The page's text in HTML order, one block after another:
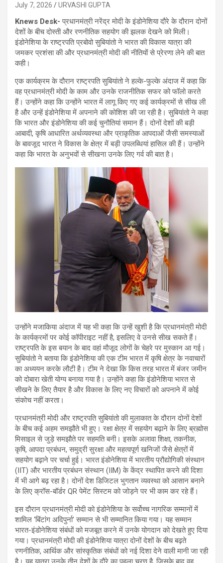
July 7, 2026 URVASHI GUPTA
Knews Desk- प्रधानमंत्री नरेंद्र मोदी के इंडोनेशिया दौरे के दौरान दोनों
देशों के बीच दोस्ती और रणनीतिक सहयोग की झलक देखने को मिली।
इंडोनेशिया के राष्ट्रपति प्रबोवो सुबियांतो ने भारत की विकास यात्रा की
जमकर प्रशंसा की और प्रधानमंत्री मोदी की नीतियों से प्रेरणा लेने की बात
कही।
एक कार्यक्रम के दौरान राष्ट्रपति सुबियांतो ने हल्के-फुल्के अंदाज में कहा कि
वह प्रधानमंत्री मोदी के काम और उनके राजनीतिक सफर को फॉलो करते
हैं। उन्होंने कहा कि उन्होंने भारत में लागू किए गए कई कार्यक्रमों से सीख ली
है और उन्हें इंडोनेशिया में अपनाने की कोशिश की जा रही है। सुबियांतो ने कहा
कि भारत और इंडोनेशिया की कई चुनौतियां समान हैं। दोनों देशों की बड़ी
आबादी, कृषि आधारित अर्थव्यवस्था और प्राकृतिक आपदाओं जैसी समस्याओं
के बावजूद भारत ने विकास के क्षेत्र में बड़ी उपलब्धियां हासिल की हैं। उन्होंने
कहा कि भारत के अनुभवों से सीखना उनके लिए गर्व की बात है।
उन्होंने मजाकिया अंदाज में यह भी कहा कि उन्हें खुशी है कि प्रधानमंत्री मोदी
के कार्यक्रमों पर कोई कॉपीराइट नहीं है, इसलिए वे उनसे सीख सकते हैं।
राष्ट्रपति के इस बयान के बाद वहां मौजूद लोगों के चेहरे पर मुस्कान आ गई।
सुबियांतो ने बताया कि इंडोनेशिया की एक टीम भारत में कृषि क्षेत्र के नवाचारों
का अध्ययन करके लौटी है। टीम ने देखा कि किस तरह भारत में बंजर जमीन
को दोबारा खेती योग्य बनाया गया है। उन्होंने कहा कि इंडोनेशिया भारत से
सीखने के लिए तैयार है और विकास के लिए नए विचारों को अपनाने में कोई
संकोच नहीं करता।
प्रधानमंत्री मोदी और राष्ट्रपति सुबियांतो की मुलाकात के दौरान दोनों देशों
के बीच कई अहम समझौते भी हुए। रक्षा क्षेत्र में सहयोग बढ़ाने के लिए ब्रह्मोस
मिसाइल से जुड़े समझौते पर सहमति बनी। इसके अलावा शिक्षा, तकनीक,
कृषि, आपदा प्रबंधन, समुद्री सुरक्षा और महत्वपूर्ण खनिजों जैसे क्षेत्रों में
सहयोग बढ़ाने पर चर्चा हुई। भारत इंडोनेशिया में भारतीय प्रौद्योगिकी संस्थान
(IIT) और भारतीय प्रबंधन संस्थान (IIM) के केंद्र स्थापित करने की दिशा
में भी आगे बढ़ रहा है। दोनों देश डिजिटल भुगतान व्यवस्था को आसान बनाने
के लिए क्रॉस-बॉर्डर QR पेमेंट सिस्टम को जोड़ने पर भी काम कर रहे हैं।
इस दौरान प्रधानमंत्री मोदी को इंडोनेशिया के सर्वोच्च नागरिक सम्मानों में
शामिल ‘बिंटांग अदिपुर्ना’ सम्मान से भी सम्मानित किया गया। यह सम्मान
भारत-इंडोनेशिया संबंधों को मजबूत करने में उनके योगदान को देखते हुए दिया
गया। प्रधानमंत्री मोदी की इंडोनेशिया यात्रा दोनों देशों के बीच बढ़ते
रणनीतिक, आर्थिक और सांस्कृतिक संबंधों को नई दिशा देने वाली मानी जा रही